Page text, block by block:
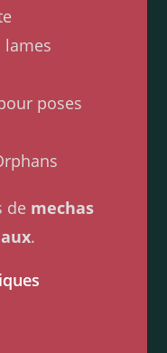
lames
poses
de mechas
.